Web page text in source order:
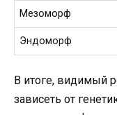
Мезоморф
Эндоморф
В итоге, видимый
зависеть от